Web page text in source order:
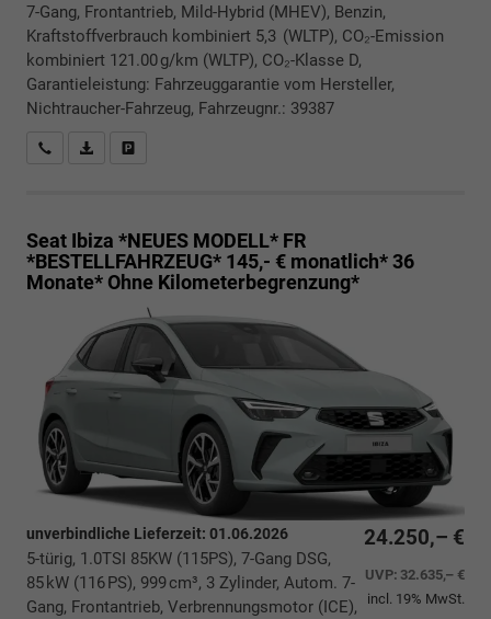
7-Gang, Frontantrieb, Mild-Hybrid (MHEV), Benzin,
Kraftstoffverbrauch kombiniert 5,3 (WLTP), CO₂-Emission
kombiniert 121.00 g/km (WLTP), CO₂-Klasse D,
Garantieleistung: Fahrzeuggarantie vom Hersteller,
Nichtraucher-Fahrzeug, Fahrzeugnr.: 39387
Rückrufbitte absenden
PDF-Datei, Fahrzeugexposé drucken
Seat Ibiza *NEUES MODELL* FR
*BESTELLFAHRZEUG* 145,- € monatlich* 36
Monate* Ohne Kilometerbegrenzung*
24.250,– €
UVP: 32.635,– €
incl. 19% MwSt.
unverbindliche Lieferzeit: 01.06.2026
5-türig, 1.0TSI 85KW (115PS), 7-Gang DSG,
85 kW (116 PS), 999 cm³, 3 Zylinder, Autom. 7-
Gang, Frontantrieb, Verbrennungsmotor (ICE),